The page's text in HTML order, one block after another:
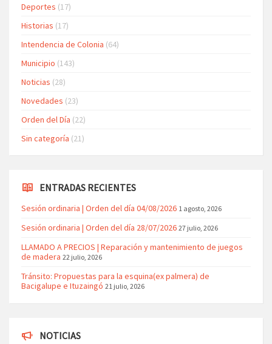
Deportes (17)
Historias (17)
Intendencia de Colonia (64)
Municipio (143)
Noticias (28)
Novedades (23)
Orden del Día (22)
Sin categoría (21)
ENTRADAS RECIENTES
Sesión ordinaria | Orden del día 04/08/2026 1 agosto, 2026
Sesión ordinaria | Orden del día 28/07/2026 27 julio, 2026
LLAMADO A PRECIOS | Reparación y mantenimiento de juegos
de madera 22 julio, 2026
Tránsito: Propuestas para la esquina(ex palmera) de
Bacigalupe e Ituzaingó 21 julio, 2026
NOTICIAS